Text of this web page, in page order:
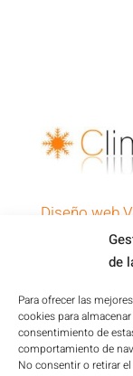
de
Para ofrecer las
cookies para
consentimiento de
comportamiento de
No consentir o retirar
Diseño web